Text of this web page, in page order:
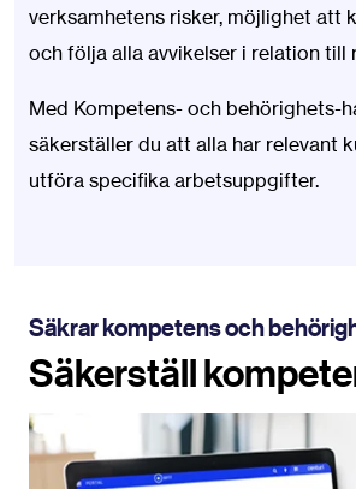
verksamhetens risker, möjlighet att
och följa alla avvikelser i relation till
Med Kompetens- och behörighets-
säkerställer du att alla har relevant
utföra specifika arbetsuppgifter.
Säkrar kompetens och
Säkerställ